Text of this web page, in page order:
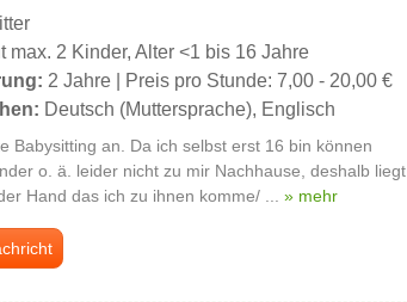
max. 2 Kinder, Alter <1 bis 16 Jahre
2 Jahre | Preis pro Stunde: 7,00 - 20,00 €
Deutsch (Muttersprache), Englisch
Babysitting an. Da ich selbst erst 16 bin können
o. ä. leider nicht zu mir Nachhause, deshalb liegt
Hand das ich zu ihnen komme/ ... » mehr